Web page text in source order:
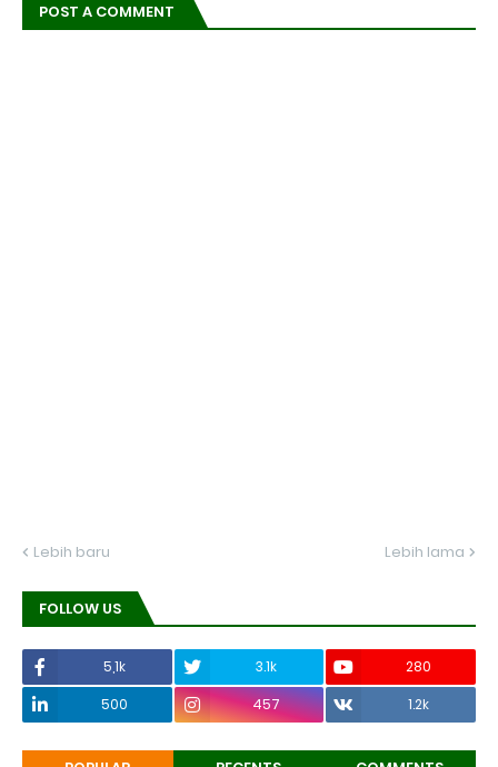
POST A COMMENT
Lebih baru Lebih lama
FOLLOW US
5,1k 3.1k
280
500
457 1.2k